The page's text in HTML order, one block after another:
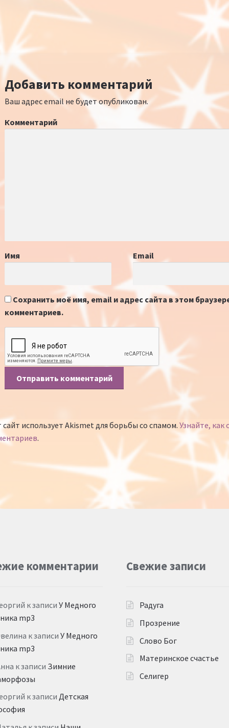
Добавить комментарий
Ваш адрес email не будет опубликован.
Комментарий
Имя Email
Сохранить моё имя, email и адрес сайта в этом
комментариев.
сайт использует Akismet для борьбы со спамом.Узнайте,
.
комментарии
к записи У Медного
mp3
к записи У Медного
mp3
к записи Зимние
к записи Детская
Свежие записи
Радуга
Прозрение
Слово Бог
Материнское счастье
Селигер